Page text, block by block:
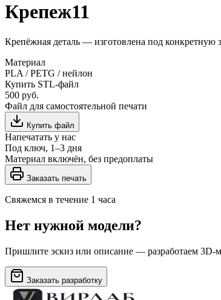
Крепеж11
Крепёжная деталь — изготовлена под конкретную
Материал
PLA / PETG / нейлон
Купить STL-файл
500 руб.
Файл для самостоятельной печати
Купить файл
Напечатать у нас
Под ключ, 1–3 дня
Материал включён, без предоплаты
Заказать печать
Свяжемся в течение 1 часа
Нет нужной модели?
Пришлите эскиз или описание — разработаем 3D-
Заказать разработку